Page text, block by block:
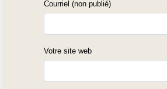
Courriel (non publié)
Votre site web